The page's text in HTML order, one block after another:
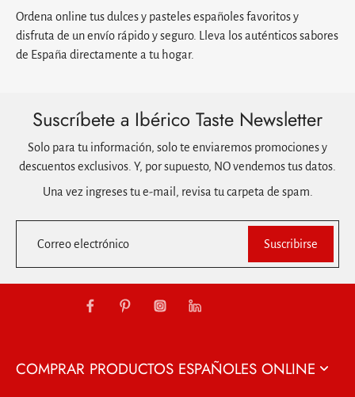
Ordena online tus dulces y pasteles españoles favoritos y
disfruta de un envío rápido y seguro. Lleva los auténticos sabores
de España directamente a tu hogar.
Suscríbete a Ibérico Taste Newsletter
Solo para tu información, solo te enviaremos promociones y
descuentos exclusivos. Y, por supuesto, NO vendemos tus datos.
Una vez ingreses tu e-mail, revisa tu carpeta de spam.
Correo electrónico Suscribirse
COMPRAR PRODUCTOS ESPAÑOLES ONLINE